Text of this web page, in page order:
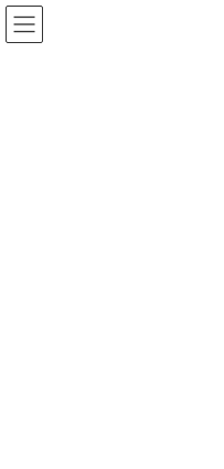
コ
ン
ナ
ビ